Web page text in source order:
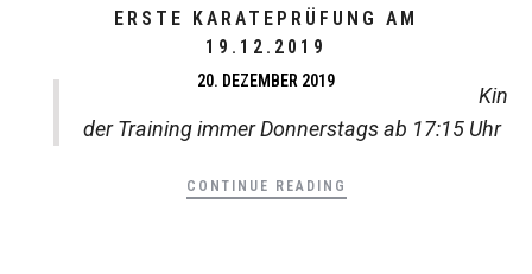
ERSTE KARATEPRÜFUNG AM
19.12.2019
20. DEZEMBER 2019
Kin
der Training immer Donnerstags ab 17:15 Uhr
CONTINUE READING